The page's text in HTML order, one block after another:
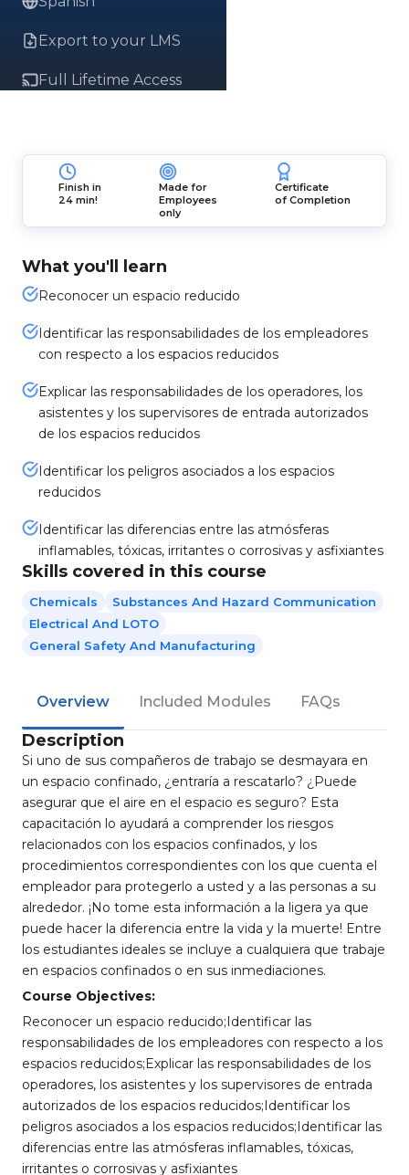
Export to your LMS
Full Lifetime Access
Finish in
24 min!
Made for
Employees
only
Certificate
of Completion
What you'll learn
Reconocer un espacio reducido
Identificar las responsabilidades de los empleadores
con respecto a los espacios reducidos
Explicar las responsabilidades de los operadores, los
asistentes y los supervisores de entrada autorizados
de los espacios reducidos
Identificar los peligros asociados a los espacios
reducidos
Identificar las diferencias entre las atmósferas
inflamables, tóxicas, irritantes o corrosivas y asfixiantes
Skills covered in this course
Chemicals
Substances And Hazard Communication
Electrical And LOTO
General Safety And Manufacturing
Overview Included Modules FAQs
Description
Si uno de sus compañeros de trabajo se desmayara en
un espacio confinado, ¿entraría a rescatarlo? ¿Puede
asegurar que el aire en el espacio es seguro? Esta
capacitación lo ayudará a comprender los riesgos
relacionados con los espacios confinados, y los
procedimientos correspondientes con los que cuenta el
empleador para protegerlo a usted y a las personas a su
alrededor. ¡No tome esta información a la ligera ya que
puede hacer la diferencia entre la vida y la muerte! Entre
los estudiantes ideales se incluye a cualquiera que trabaje
en espacios confinados o en sus inmediaciones.
Course Objectives:
Reconocer un espacio reducido;Identificar las
responsabilidades de los empleadores con respecto a los
espacios reducidos;Explicar las responsabilidades de los
operadores, los asistentes y los supervisores de entrada
autorizados de los espacios reducidos;Identificar los
peligros asociados a los espacios reducidos;Identificar las
diferencias entre las atmósferas inflamables, tóxicas,
irritantes o corrosivas y asfixiantes